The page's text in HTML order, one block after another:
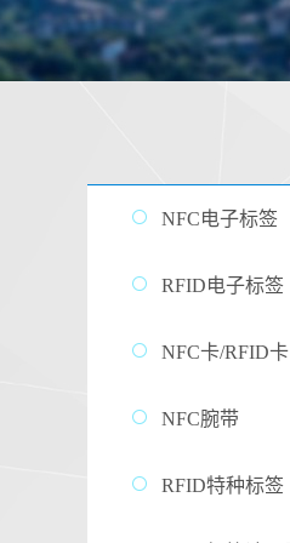
NFC电子标签
RFID电子标签
NFC卡/RFID卡
NFC腕带
RFID特种标签